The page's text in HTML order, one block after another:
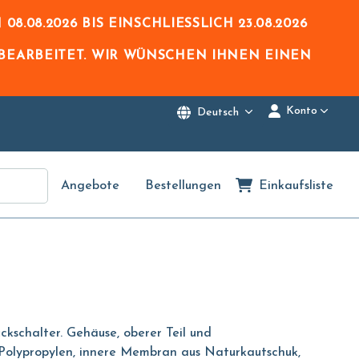
08.08.2026BIS EINSCHLIESSLICH 23.08.2026
WIR WÜNSCHEN IHNEN EINEN
Deutsch Konto
Angebote Bestellungen Einkaufsliste
Gehäuse, oberer Teil und
innere Membran aus Naturkautschuk,